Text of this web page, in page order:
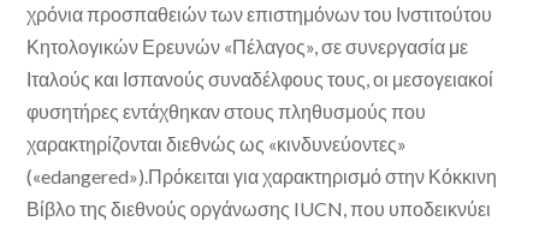
χρόνια προσπαθειών των επιστημόνων του Ινστιτούτου
Κητολογικών Ερευνών «Πέλαγος», σε συνεργασία με
Ιταλούς και Ισπανούς συναδέλφους τους, οι μεσογειακοί
φυσητήρες εντάχθηκαν στους πληθυσμούς που
χαρακτηρίζονται διεθνώς ως «κινδυνεύοντες»
(«edangered»).Πρόκειται για χαρακτηρισμό στην Κόκκινη
Βίβλο της διεθνούς οργάνωσης IUCN, που υποδεικνύει